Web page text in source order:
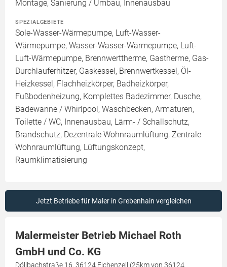
Montage, Sanierung / Umbau, Innenausbau
SPEZIALGEBIETE
Sole-Wasser-Wärmepumpe, Luft-Wasser-
Wärmepumpe, Wasser-Wasser-Wärmepumpe, Luft-
Luft-Wärmepumpe, Brennwerttherme, Gastherme, Gas-
Durchlauferhitzer, Gaskessel, Brennwertkessel, Öl-
Heizkessel, Flachheizkörper, Badheizkörper,
Fußbodenheizung, Komplettes Badezimmer, Dusche,
Badewanne / Whirlpool, Waschbecken, Armaturen,
Toilette / WC, Innenausbau, Lärm- / Schallschutz,
Brandschutz, Dezentrale Wohnraumlüftung, Zentrale
Wohnraumlüftung, Lüftungskonzept,
Raumklimatisierung
Jetzt Betriebe für Maler in Grebenhain vergleichen
Malermeister Betrieb Michael Roth
GmbH und Co. KG
Döllbachstraße 16, 36124 Eichenzell (25km von 36124